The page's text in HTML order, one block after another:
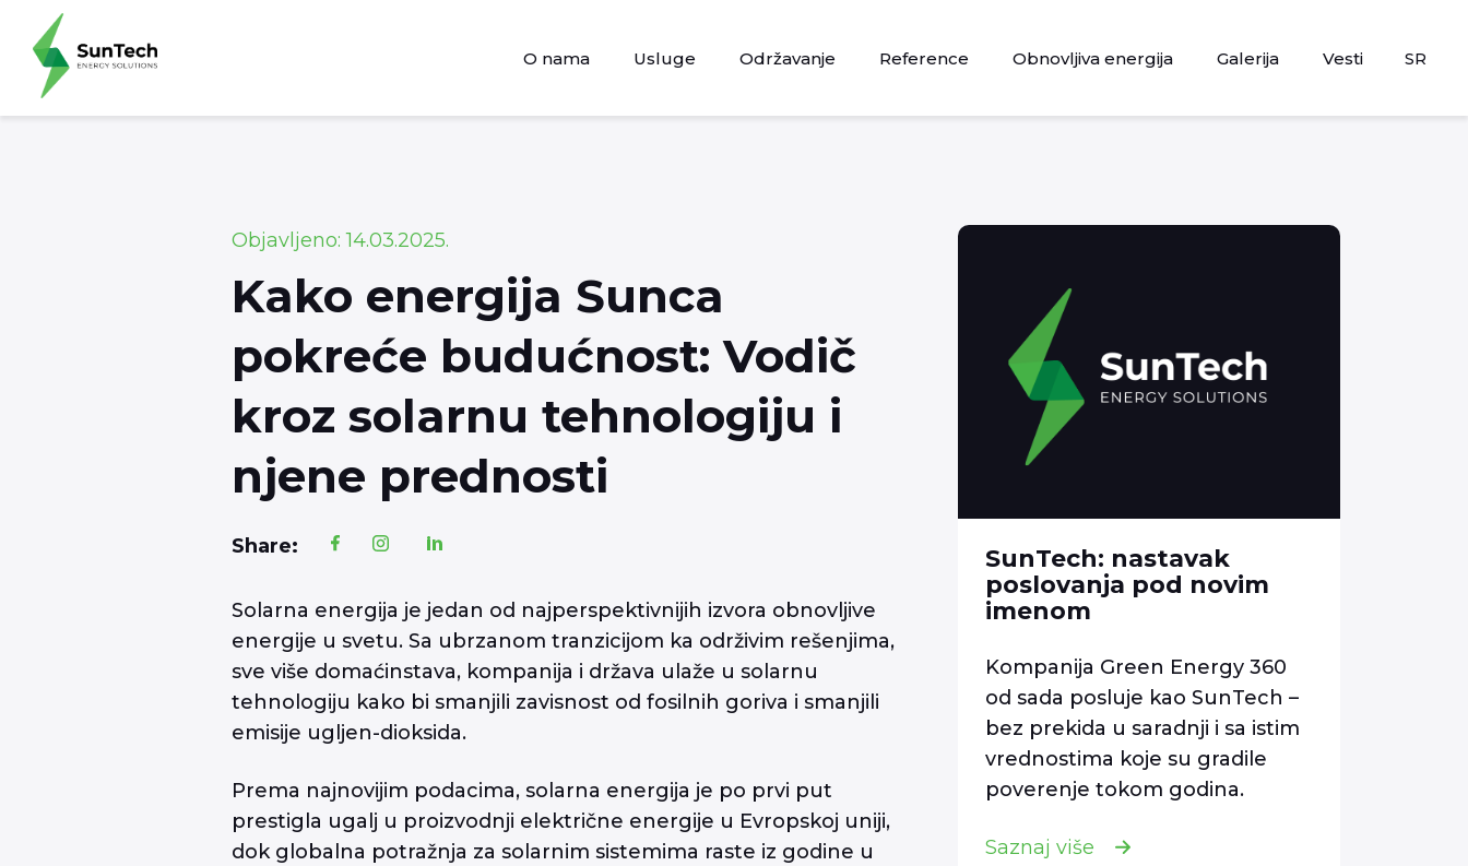
O nama Usluge Održavanje Reference Obnovljiva energija Galerija Vesti SR
Objavljeno: 14.03.2025.
Kako energija Sunca
pokreće budućnost: Vodič
kroz solarnu tehnologiju i
njene prednosti
Share:
Solarna energija je jedan od najperspektivnijih izvora obnovljive
energije u svetu. Sa ubrzanom tranzicijom ka održivim rešenjima,
sve više domaćinstava, kompanija i država ulaže u solarnu
tehnologiju kako bi smanjili zavisnost od fosilnih goriva i smanjili
emisije ugljen-dioksida.
Prema najnovijim podacima, solarna energija je po prvi put
prestigla ugalj u proizvodnji električne energije u Evropskoj uniji,
dok globalna potražnja za solarnim sistemima raste iz godine u
SunTech: nastavak
poslovanja pod novim
imenom
Kompanija Green Energy 360
od sada posluje kao SunTech –
bez prekida u saradnji i sa istim
vrednostima koje su gradile
poverenje tokom godina.
Saznaj više